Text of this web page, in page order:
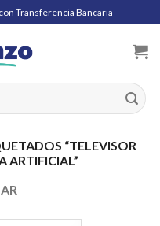
con Transferencia Bancaria
“TELEVISOR
ARTIFICIAL”